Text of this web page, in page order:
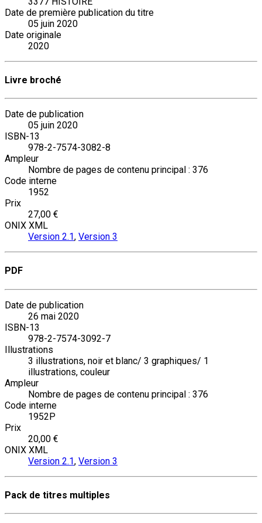
Date de première publication du titre
05 juin 2020
Date originale
2020
Livre broché
Date de publication
05 juin 2020
ISBN-13
978-2-7574-3082-8
Ampleur
Nombre de pages de contenu principal : 376
Code interne
1952
Prix
27,00 €
ONIX XML
Version 2.1, Version 3
PDF
Date de publication
26 mai 2020
ISBN-13
978-2-7574-3092-7
Illustrations
3 illustrations, noir et blanc/ 3 graphiques/ 1
illustrations, couleur
Ampleur
Nombre de pages de contenu principal : 376
Code interne
1952P
Prix
20,00 €
ONIX XML
Version 2.1, Version 3
Pack de titres multiples